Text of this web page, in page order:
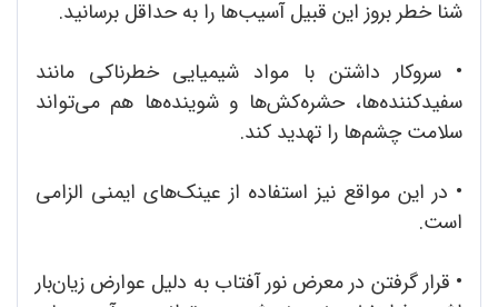
شنا خطر بروز این قبیل آسیب‌ها را به حداقل برسانید.
• سروکار داشتن با مواد شیمیایی خطرناکی مانند
سفیدکننده‌ها، حشره‌کش‌ها و شوینده‌ها هم می‌تواند
سلامت چشم‌ها را تهدید کند.
• در این مواقع نیز استفاده از عینک‌های ایمنی الزامی
است.
• قرار گرفتن در معرض نور آفتاب به دلیل عوارض زیان‌بار